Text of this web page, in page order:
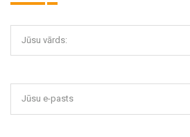
Jūsu vārds:
Jūsu e-pasts